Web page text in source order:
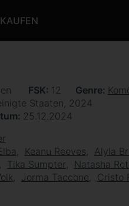
FSK 12 Genre
Staaten, 2024
25.12.2024
Keanu Reeves Alyla
Tika Sumpter Natasha
Jorma Taccone Cristo